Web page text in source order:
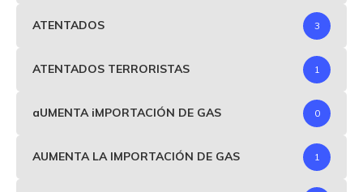
ATENTADOS 3
ATENTADOS TERRORISTAS 1
aUMENTA iMPORTACIÓN DE GAS 0
AUMENTA LA IMPORTACIÓN DE GAS 1